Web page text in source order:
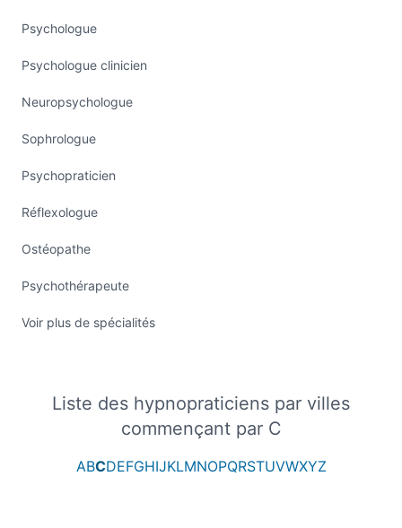
Psychologue
Psychologue clinicien
Neuropsychologue
Sophrologue
Psychopraticien
Réflexologue
Ostéopathe
Psychothérapeute
Voir plus de spécialités
Liste des hypnopraticiens par villes
commençant par C
ABCDEFGHIJKLMNOPQRSTUVWXYZ